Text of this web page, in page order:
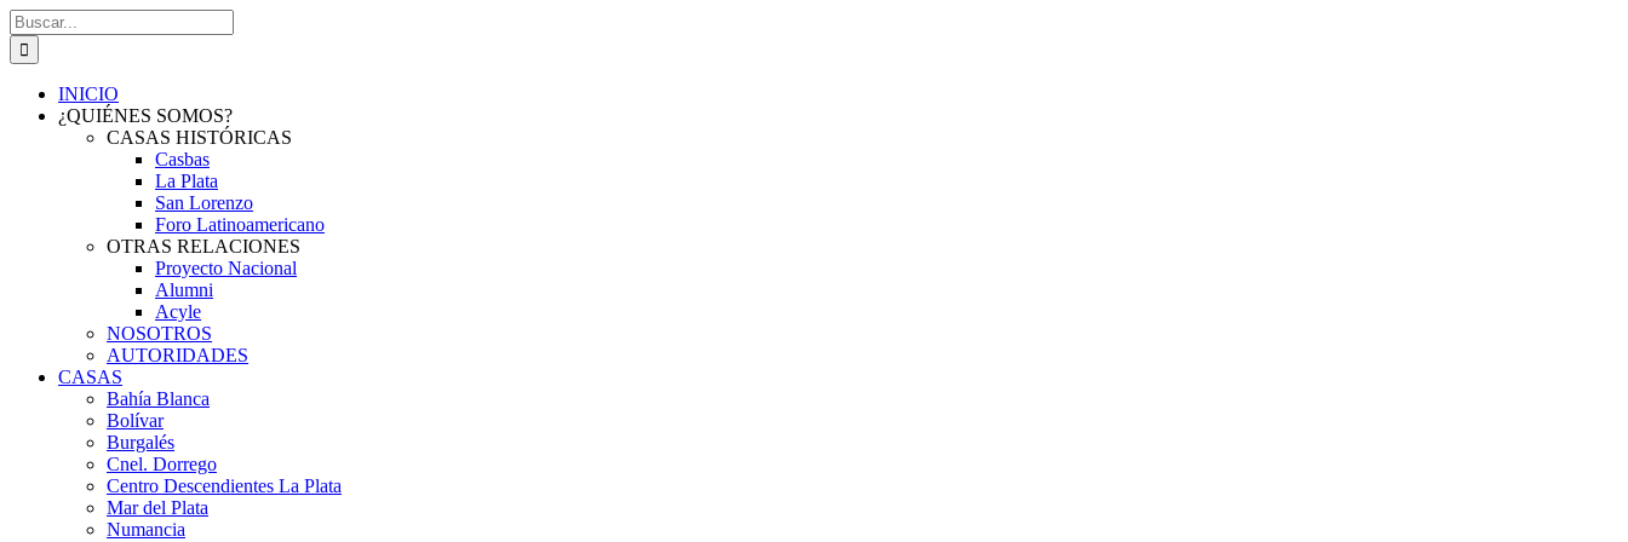
Saltar
al
contenido
Buscar:
INICIO
¿QUIÉNES SOMOS?
CASAS HISTÓRICAS
Casbas
La Plata
San Lorenzo
Foro Latinoamericano
OTRAS RELACIONES
Proyecto Nacional
Alumni
Acyle
NOSOTROS
AUTORIDADES
CASAS
Bahía Blanca
Bolívar
Burgalés
Cnel. Dorrego
Centro Descendientes La Plata
Mar del Plata
Numancia